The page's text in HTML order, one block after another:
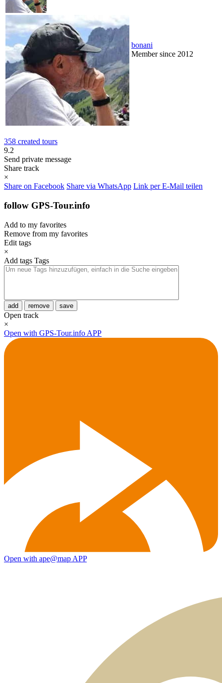
bonani
Member since 2012
358 created tours
9.2
Send private message
Share track
×
Share on Facebook Share via WhatsApp Link per E-Mail teilen
follow GPS-Tour.info
Add to my favorites
Remove from my favorites
Edit tags
×
Add tags Tags
add remove save
Open track
×
Open with GPS-Tour.info APP
Open with ape@map APP